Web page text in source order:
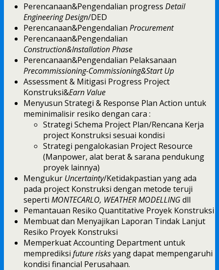
Perencanaan&Pengendalian progress Detail
Engineering Design/DED
Perencanaan&Pengendalian Procurement
Perencanaan&Pengendalian
Construction&Installation Phase
Perencanaan&Pengendalian Pelaksanaan
Precommissioning-Commissioning&Start Up
Assessment & Mitigasi Progress Project
Konstruksi&Earn Value
Menyusun Strategi & Response Plan Action untuk
meminimalisir resiko dengan cara :
Strategi Schema Project Plan/Rencana Kerja
project Konstruksi sesuai kondisi
Strategi pengalokasian Project Resource
(Manpower, alat berat & sarana pendukung
proyek lainnya)
Mengukur Uncertainty/Ketidakpastian yang ada
pada project Konstruksi dengan metode teruji
seperti MONTECARLO, WEATHERMODELLINGdll
Pemantauan Resiko Quantitative Proyek Konstruksi
Membuat dan Menyajikan Laporan Tindak Lanjut
Resiko Proyek Konstruksi
Memperkuat Accounting Department untuk
memprediksi future risksyang dapat mempengaruhi
kondisi financial Perusahaan.